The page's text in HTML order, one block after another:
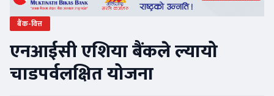
बैंक-वित्त
एनआईसी एशिया बैंकले ल्यायो
चाडपर्वलक्षित योजना